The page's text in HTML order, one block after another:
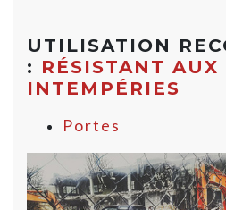
UTILISATION
: RÉSISTANT AUX
INTEMPÉRIES
Portes